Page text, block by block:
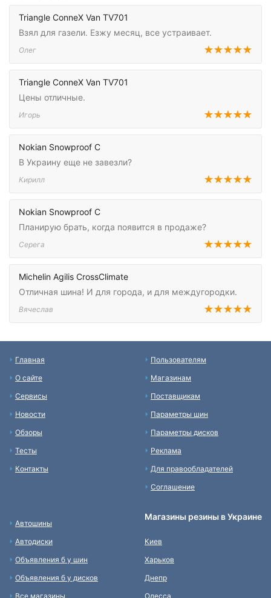
Triangle ConneX Van TV701
Взял для газели. Езжу месяц, все устраивает.
Олег
Triangle ConneX Van TV701
Цены отличные.
Игорь
Nokian Snowproof C
В Украину еще не завезли?
Кирилл
Nokian Snowproof C
Планирую брать, когда появится в продаже?
Серега
Michelin Agilis CrossClimate
Отличная шина! И для города, и для междугородки.
Вячеслав
Главная
О сайте
Сервисы
Новости
Обзоры
Тесты
Контакты
Пользователям
Магазинам
Поставщикам
Параметры шин
Параметры дисков
Реклама
Для правообладателей
Соглашение
Автошины
Автодиски
Объявления б у шин
Объявления б у дисков
Все магазины
Магазины резины в Украине
Киев
Харьков
Днепр
Одесса